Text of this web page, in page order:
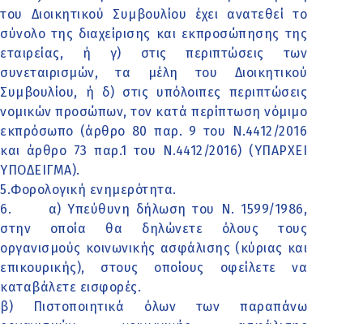
του Διοικητικού Συμβουλίου έχει ανατεθεί το
σύνολο της διαχείρισης και εκπροσώπησης της
εταιρείας, ή γ) στις περιπτώσεις των
συνεταιρισμών, τα μέλη του Διοικητικού
Συμβουλίου, ή δ) στις υπόλοιπες περιπτώσεις
νομικών προσώπων, τον κατά περίπτωση νόμιμο
εκπρόσωπο (άρθρο 80 παρ. 9 του Ν.4412/2016
και άρθρο 73 παρ.1 του Ν.4412/2016) (ΥΠΑΡΧΕΙ
ΥΠΟΔΕΙΓΜΑ).
5.Φορολογική ενημερότητα.
6. α) Υπεύθυνη δήλωση του Ν. 1599/1986,
στην οποία θα δηλώνετε όλους τους
οργανισμούς κοινωνικής ασφάλισης (κύριας και
επικουρικής), στους οποίους οφείλετε να
καταβάλετε εισφορές.
β) Πιστοποιητικά όλων των παραπάνω